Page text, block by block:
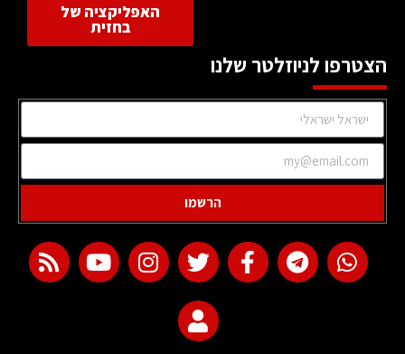
האפליקציה של
בחזית
הצטרפו לניוזלטר שלנו
הרשמו